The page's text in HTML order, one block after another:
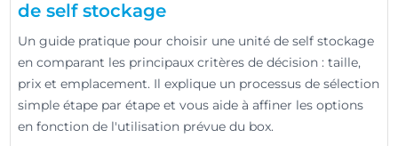
de self stockage
Un guide pratique pour choisir une unité de self stockage
en comparant les principaux critères de décision : taille,
prix et emplacement. Il explique un processus de sélection
simple étape par étape et vous aide à affiner les options
en fonction de l'utilisation prévue du box.